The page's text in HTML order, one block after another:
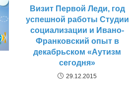
Визит Первой Леди, год
успешной работы Студии
социализации и Ивано-
Франковский опыт в
декабрьском «Аутизм
сегодня»
29.12.2015